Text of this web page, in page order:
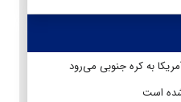
به کره جنوبی می‌رود
است